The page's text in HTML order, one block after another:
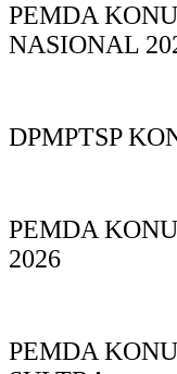
PEMDA
NASIONAL
DPMPTSP
PEMDA
2026
PEMDA